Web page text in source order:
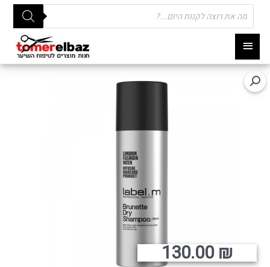
תפריט
ראשי
Products
search
130.00₪